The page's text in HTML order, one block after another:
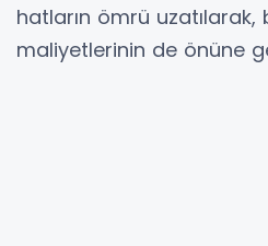
hatların ömrü uzatılarak,
maliyetlerinin de önüne